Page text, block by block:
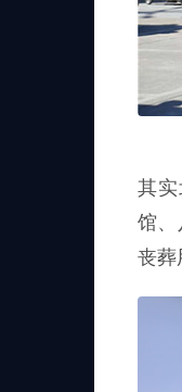
其
馆、
丧葬